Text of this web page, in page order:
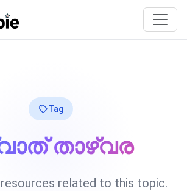
Tag
താഴ്വര
related to this topic.